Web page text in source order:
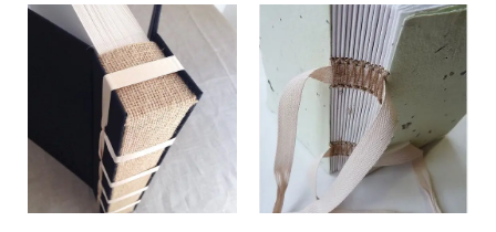
Media pasta ~ Parte 1
Media pasta ~ Parte 2
Tapa montada o bradel ~ Parte 1